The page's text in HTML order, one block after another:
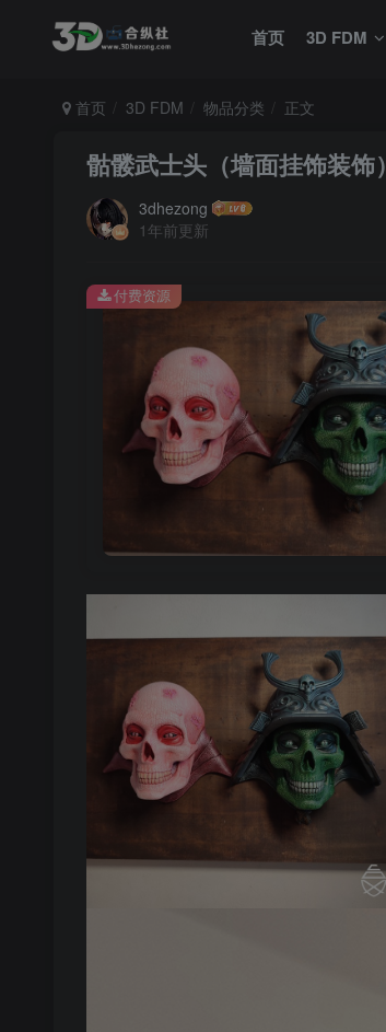
首页 3D FDM
首页 3D FDM 物品分类 正文
骷髅武士头（墙面挂饰装饰）
3dhezong
1年前更新
付费资源